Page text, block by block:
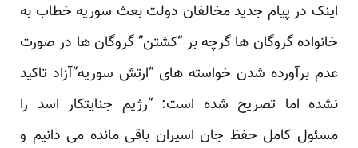
اینک در پیام جدید مخالفان دولت بعث سوریه خطاب به
خانواده گروگان ها گرچه بر “کشتن” گروگان ها در صورت
عدم برآورده شدن خواسته های “ارتش سوریه”آزاد تاکید
نشده اما تصریح شده است: “رژیم جنایتکار اسد را
مسئول کامل حفظ جان اسیران باقی مانده می دانیم و